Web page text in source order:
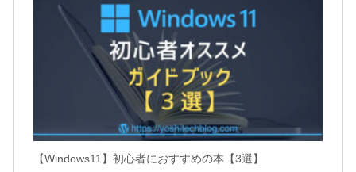
【Windows11】初心者におすすめの本【3選】